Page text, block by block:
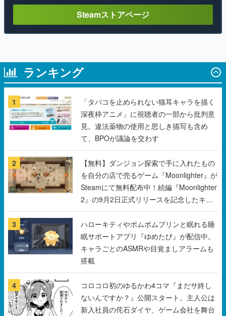
Steamストアページ
ランキング
1
「タバコを止められない猫耳キャラを描く
深夜枠アニメ」に視聴者の一部から批判意
見。違法薬物の使用と思しき描写も含め
て、BPOが議論を交わす
2
【無料】ダンジョン探索で手に入れたもの
を自分の店で売るゲーム『Moonlighter』が
Steamにて無料配布中！続編『Moonlighter
2』の9月2日正式リリースを記念したキャ
ンペーン
3
ハローキティやポムポムプリンと眠れる睡
眠サポートアプリ『ゆめたび』が配信中。
キャラごとのASMRや目覚ましアラームも
搭載
4
コロコロ初のゆるかわ4コマ『まだサ終し
ないんですか？』公開スタート。主人公は
新入社員の侘石ダイヤ、ゲーム会社を舞台